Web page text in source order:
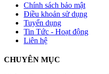
Chính sách bảo mật
Điều khoản sử dụng
Tuyển dụng
Tin Tức - Hoạt động
Liên hệ
CHUYÊN MỤC